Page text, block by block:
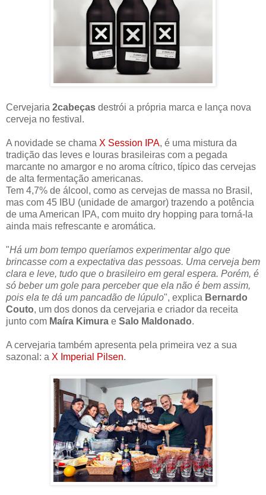
Cervejaria 2cabeças destrói a própria marca e lança nova
cerveja no festival.
A novidade se chama X Session IPA, é uma mistura da
tradição das leves e louras brasileiras com a pegada
marcante no amargor e no aroma cítrico, típico das cervejas
de alta fermentação americanas.
Tem 4,7% de álcool, como as cervejas de massa no Brasil,
mas com 45 IBU (unidade de amargor) trazendo a potência
de uma American IPA, com muito dry hopping para torná-la
ainda mais refrescante e aromática.
"Há um bom tempo queríamos experimentar algo que
brincasse com a expectativa das pessoas. Uma cerveja bem
clara e leve, tudo que o brasileiro em geral espera. Porém, é
só beber um gole para perceber que ela não é bem assim,
pois ela te dá um pancadão de lúpulo", explica Bernardo
Couto, um dos donos da cervejaria e criador da receita
junto com Maíra Kimura e Salo Maldonado.
A cervejaria também apresenta pela primeira vez a sua
sazonal: a X Imperial Pilsen.